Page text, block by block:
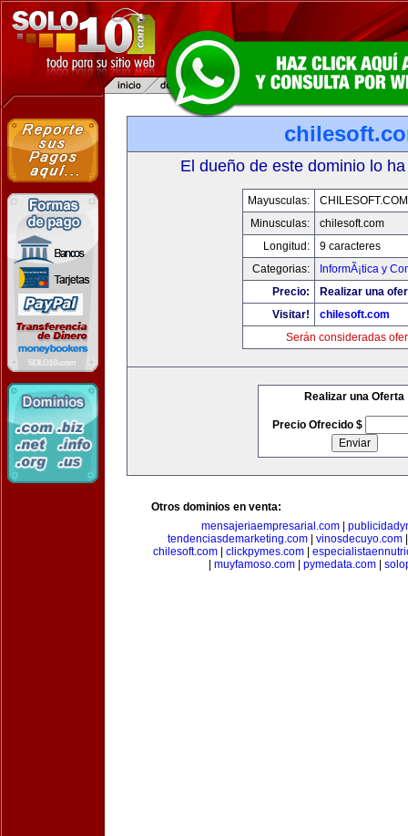
El dueño de este dominio lo
Mayusculas:
CHILESOFT.COM
Minusculas:
chilesoft.com
Longitud:
9 caracteres
Categorias:
InformÃ¡tica y
Precio:
Realizar una
Visitar!
chilesoft.com
Serán consideradas
Realizar una Oferta
Precio Ofrecido $
Otros dominios en venta:
mensajeriaempresarial.com|
tendenciasdemarketing.com| vinosdecuyo.com
chilesoft.com
clickpymes.com
muyfamoso.com pymedata.com